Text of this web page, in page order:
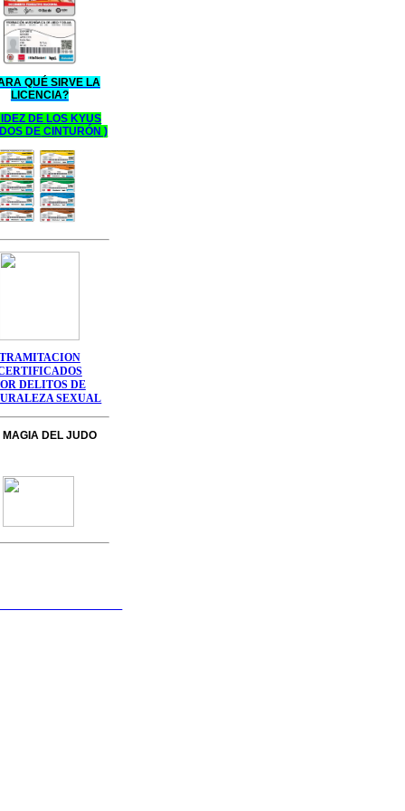
QUÉ SIRVE LA
LICENCIA?
IDEZ DELOS KYUS
DE CINTURÓN )
TRAMITACION
DELITOS DE
SEXUAL
MAGIA DEL JUDO